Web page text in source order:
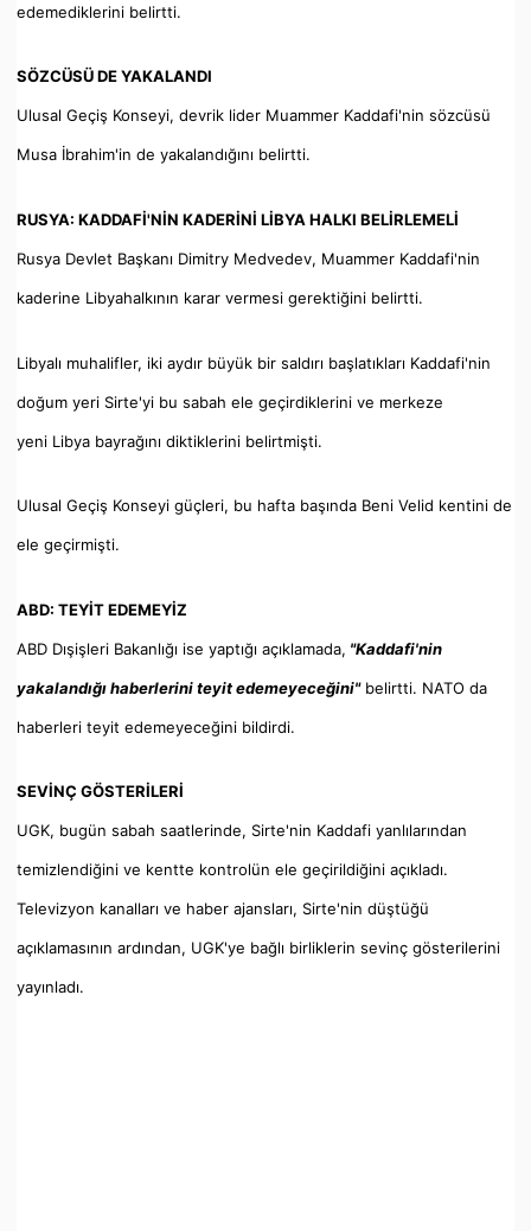
edemediklerini belirtti.
SÖZCÜSÜ DE YAKALANDI
Ulusal Geçiş Konseyi, devrik lider Muammer Kaddafi'nin sözcüsü
Musa İbrahim'in de yakalandığını belirtti.
RUSYA: KADDAFİ'NİN KADERİNİ LİBYA HALKI BELİRLEMELİ
Rusya Devlet Başkanı Dimitry Medvedev, Muammer Kaddafi'nin
kaderine Libyahalkının karar vermesi gerektiğini belirtti.
Libyalı muhalifler, iki aydır büyük bir saldırı başlatıkları Kaddafi'nin
doğum yeri Sirte'yi bu sabah ele geçirdiklerini ve merkeze
yeni Libya bayrağını diktiklerini belirtmişti.
Ulusal Geçiş Konseyi güçleri, bu hafta başında Beni Velid kentini de
ele geçirmişti.
ABD: TEYİT EDEMEYİZ
ABD Dışişleri Bakanlığı ise yaptığı açıklamada, "Kaddafi'nin
yakalandığı haberlerini teyit edemeyeceğini"belirtti. NATO da
haberleri teyit edemeyeceğini bildirdi.
SEVİNÇ GÖSTERİLERİ
UGK, bugün sabah saatlerinde, Sirte'nin Kaddafi yanlılarından
temizlendiğini ve kentte kontrolün ele geçirildiğini açıkladı.
Televizyon kanalları ve haber ajansları, Sirte'nin düştüğü
açıklamasının ardından, UGK'ye bağlı birliklerin sevinç gösterilerini
yayınladı.